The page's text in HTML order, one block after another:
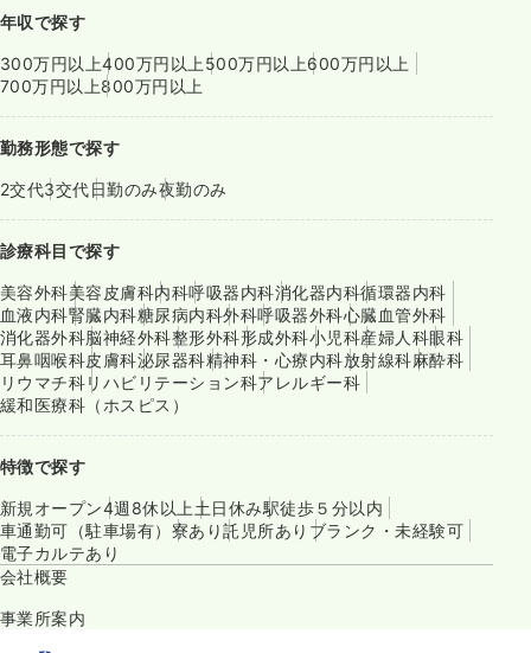
年収で探す
300万円以上400万円以上 500万円以上600万円以上
700万円以上800万円以上
勤務形態で探す
2交代3交代日勤のみ夜勤のみ
診療科目で探す
美容外科美容皮膚科内科呼吸器内科消化器内科循環器内科
血液内科腎臓内科糖尿病内科外科呼吸器外科心臓血管外科
消化器外科脳神経外科整形外科形成外科小児科産婦人科眼科
耳鼻咽喉科皮膚科泌尿器科精神科・心療内科放射線科麻酔科
リウマチ科リハビリテーション科アレルギー科
緩和医療科（ホスピス）
特徴で探す
新規オープン4週8休以上 土日休み駅徒歩５分以内
車通勤可（駐車場有） 寮あり託児所あり ブランク・未経験可
電子カルテあり
会社概要
事業所案内